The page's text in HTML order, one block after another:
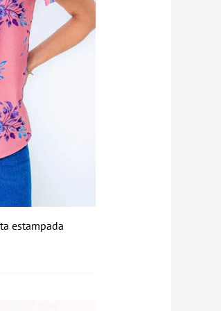
estampada